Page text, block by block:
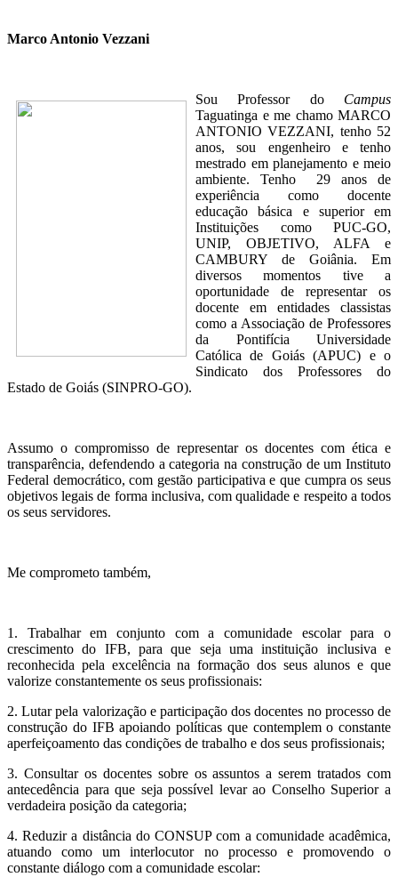
Marco Antonio Vezzani
Sou Professor do Campus
Taguatinga e me chamo MARCO
ANTONIO VEZZANI, tenho 52
anos, sou engenheiro e tenho
mestrado em planejamento e meio
ambiente. Tenho 29 anos de
experiência como docente
educação básica e superior em
Instituições como PUC-GO,
UNIP, OBJETIVO, ALFA e
CAMBURY de Goiânia. Em
diversos momentos tive a
oportunidade de representar os
docente em entidades classistas
como a Associação de Professores
da Pontifícia Universidade
Católica de Goiás (APUC) e o
Sindicato dos Professores do
Estado de Goiás (SINPRO-GO).
Assumo o compromisso de representar os docentes com ética e
transparência, defendendo a categoria na construção de um Instituto
Federal democrático, com gestão participativa e que cumpra os seus
objetivos legais de forma inclusiva, com qualidade e respeito a todos
os seus servidores.
Me comprometo também,
1. Trabalhar em conjunto com a comunidade escolar para o
crescimento do IFB, para que seja uma instituição inclusiva e
reconhecida pela excelência na formação dos seus alunos e que
valorize constantemente os seus profissionais:
2. Lutar pela valorização e participação dos docentes no processo de
construção do IFB apoiando políticas que contemplem o constante
aperfeiçoamento das condições de trabalho e dos seus profissionais;
3. Consultar os docentes sobre os assuntos a serem tratados com
antecedência para que seja possível levar ao Conselho Superior a
verdadeira posição da categoria;
4. Reduzir a distância do CONSUP com a comunidade acadêmica,
atuando como um interlocutor no processo e promovendo o
constante diálogo com a comunidade escolar: